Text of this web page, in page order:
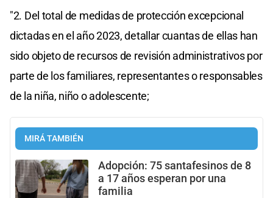
"2. Del total de medidas de protección excepcional
dictadas en el año 2023, detallar cuantas de ellas han
sido objeto de recursos de revisión administrativos por
parte de los familiares, representantes o responsables
de la niña, niño o adolescente;
MIRÁ TAMBIÉN
Adopción: 75 santafesinos de 8
a 17 años esperan por una
familia